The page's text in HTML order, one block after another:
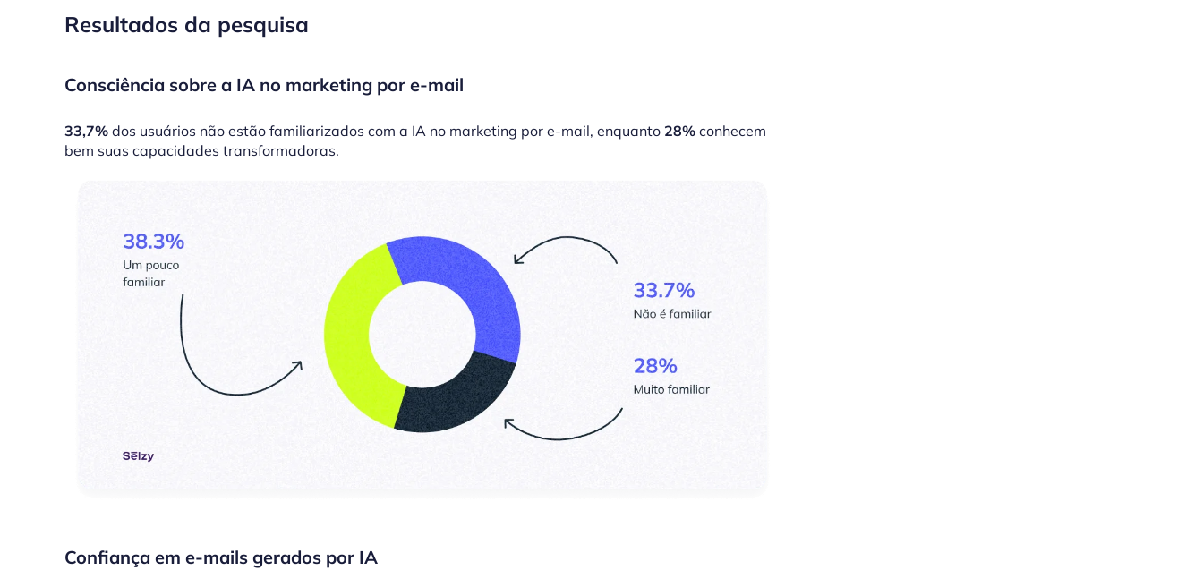
Resultados da pesquisa
Consciência sobre a IA no marketing por e-mail
33,7% dos usuários não estão familiarizados com a IA no marketing por e-mail, enquanto 28% conhecem
bem suas capacidades transformadoras.
Confiança em e-mails gerados por IA